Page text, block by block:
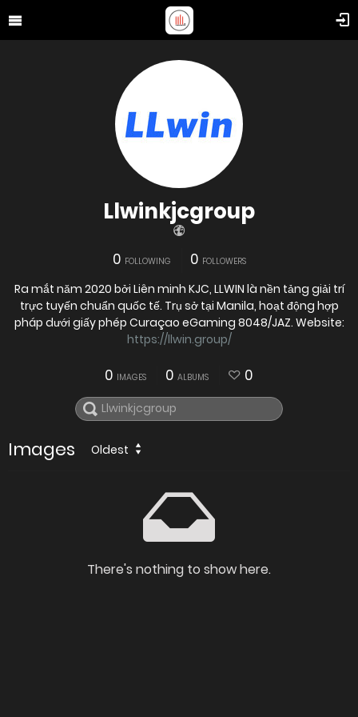
Llwinkjcgroup
0 FOLLOWING 0 FOLLOWERS
Ra mắt năm 2020 bởi Liên minh KJC, LLWIN là nền tảng giải trí
trực tuyến chuẩn quốc tế. Trụ sở tại Manila, hoạt động hợp
pháp dưới giấy phép Curaçao eGaming 8048/JAZ. Website:
https://llwin.group/
0 IMAGES 0 ALBUMS 0
Images Oldest
There's nothing to show here.